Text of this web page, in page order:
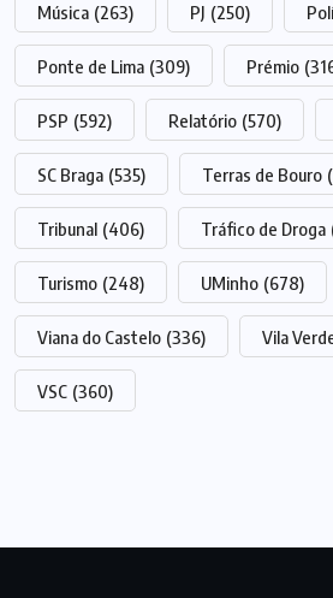
Música (263) PJ (250)
Ponte de Lima (309) Prémio
PSP (592) Relatório (570)
SC Braga (535) Terras de Bouro
Tribunal (406) Tráfico de Droga
Turismo (248) UMinho (678)
Viana do Castelo (336) Vila
VSC (360)